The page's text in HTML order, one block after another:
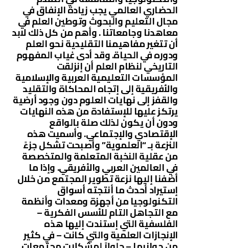
الحضاري العالمي يجب زيادة الإنفاق في
مجال التعليم والبحوث وتوطين العلم في
معاهدنا وجامعاتنا . وأهم من كل ذلك لابد
أن تتغير مفاهيمنا التقليدية نحو العلم
ودوره في الحياة. وقد أدى غياب المفهوم
التاريخي لنظام العلم أن إنزلقت
المؤسسات التعليمية العربية والإسلامية
والأفريقية إلى إتجاه المحاكاة والتقليد
والقفز إلى نهايات العلوم دون وجود أرضية
يرتكز عليها للإستفادة من هذه النهايات
ودون أن يكون لذلك صلة بالواقع
الإقتصادي والإجتماعي. وأسميت هذه
النزعة بـ “العلموية” وأصبحت تشكل جزءً
من عقلية النخبة المتعلمة والمتخصصة
في العالمين العربي والأفريقي. وإذا ما
أضفنا إليها نزعة تطوير المجتمع من خلال
إستيراد أحدث ما أنتجته أسواق
التكنولوجيا من أجهزة ومعدات وأنظمة
مع التجاهل التام للأسس الفكرية –
الفلسفية التي إستندت إليها هذه
الإنجازات العلمية والتي كانت – في كثير